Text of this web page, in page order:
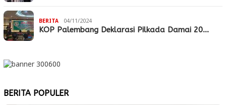
BERITA 04/11/2024
KOP Palembang Deklarasi Pilkada Damai 20…
BERITA POPULER